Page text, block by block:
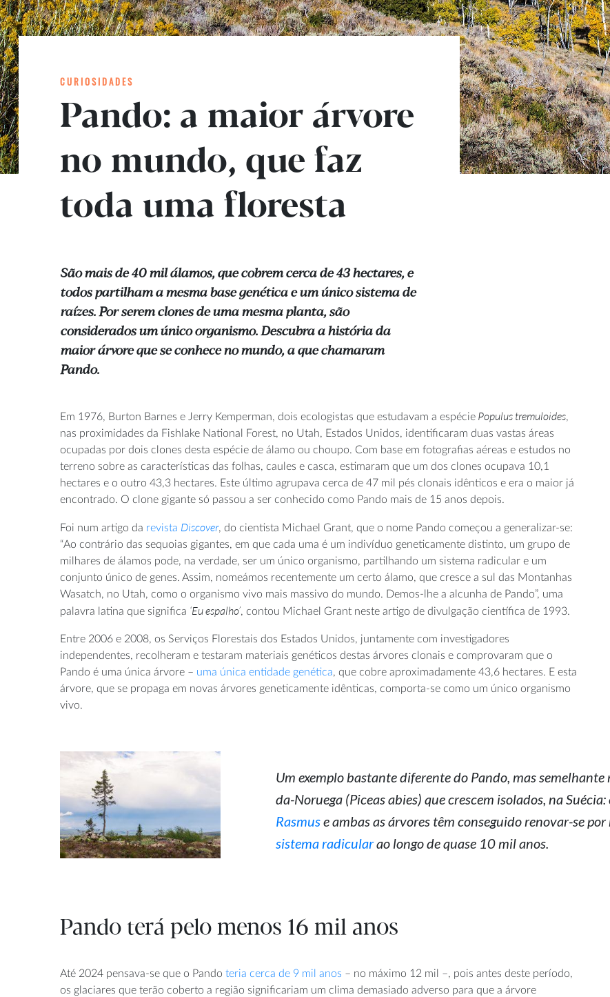
CURIOSIDADES
Pando: a maior árvore
no mundo, que faz
toda uma floresta
São mais de 40 mil álamos, que cobrem cerca de 43 hectares, e
todos partilham a mesma base genética e um único sistema de
raízes. Por serem clones de uma mesma planta, são
considerados um único organismo. Descubra a história da
maior árvore que se conhece no mundo, a que chamaram
Pando.
Em 1976, Burton Barnes e Jerry Kemperman, dois ecologistas que estudavam a espécie Populus tremuloides,
nas proximidades da Fishlake National Forest, no Utah, Estados Unidos, identificaram duas vastas áreas
ocupadas por dois clones desta espécie de álamo ou choupo. Com base em fotografias aéreas e estudos no
terreno sobre as características das folhas, caules e casca, estimaram que um dos clones ocupava 10,1
hectares e o outro 43,3 hectares. Este último agrupava cerca de 47 mil pés clonais idênticos e era o maior já
encontrado. O clone gigante só passou a ser conhecido como Pando mais de 15 anos depois.
Foi num artigo da revista Discover, do cientista Michael Grant, que o nome Pando começou a generalizar-se:
“Ao contrário das sequoias gigantes, em que cada uma é um indivíduo geneticamente distinto, um grupo de
milhares de álamos pode, na verdade, ser um único organismo, partilhando um sistema radicular e um
conjunto único de genes. Assim, nomeámos recentemente um certo álamo, que cresce a sul das Montanhas
Wasatch, no Utah, como o organismo vivo mais massivo do mundo. Demos-lhe a alcunha de Pando”, uma
palavra latina que significa ‘Eu espalho’, contou Michael Grant neste artigo de divulgação científica de 1993.
Entre 2006 e 2008, os Serviços Florestais dos Estados Unidos, juntamente com investigadores
independentes, recolheram e testaram materiais genéticos destas árvores clonais e comprovaram que o
Pando é uma única árvore – uma única entidade genética, que cobre aproximadamente 43,6 hectares. E esta
árvore, que se propaga em novas árvores geneticamente idênticas, comporta-se como um único organismo
vivo.
Um exemplo bastante diferente do Pando, mas semelhante
da-Noruega (Piceas abies) que crescem isolados, na
Rasmuse ambas as árvores têm conseguido renovar-se
sistema radicularao longo de quase 10 mil anos.
Pando terá pelo menos 16 mil anos
Até 2024 pensava-se que o Pando teria cerca de 9 mil anos – no máximo 12 mil –, pois antes deste período,
os glaciares que terão coberto a região significariam um clima demasiado adverso para que a árvore